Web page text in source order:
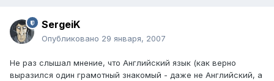
SergeiK
Опубликовано 29 января, 2007
Не раз слышал мнение, что Английский язык (как верно
выразился один грамотный знакомый - даже не Английский, а